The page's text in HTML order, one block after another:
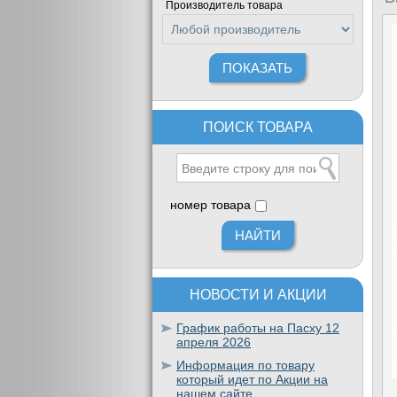
Производитель товара
ПОИСК ТОВАРА
номер товара
НОВОСТИ И АКЦИИ
График работы на Пасху 12
апреля 2026
Информация по товару
который идет по Акции на
нашем сайте.